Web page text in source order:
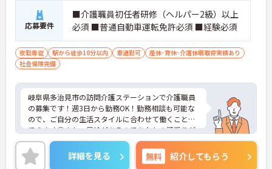
応募要件
■介護職員初任者研修（ヘルパー2級）以上
必須 ■普通自動車運転免許必須 ■経験必須
夜勤専従 駅から徒歩10分以内 車通勤可
産休･育休･介護休暇取得実績あり
社会保険完備
岐阜県多治見市の訪問介護ステーションで介護職員
の募集です！週3日から勤務OK！勤務相談も可能な
ので、ご自分の生活スタイルに合わせて働くことが
できます◎また、昇給があるのであなたの頑張りが
しっかり評価されます♪ご興味のある方は面接ポイ
ントをお伝えしますので、お気軽にご連絡くださ
い！
詳細を見る 無料 紹介してもらう